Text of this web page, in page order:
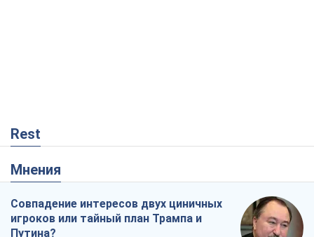
Rest
Мнения
Совпадение интересов двух циничных
игроков или тайный план Трампа и
Путина?